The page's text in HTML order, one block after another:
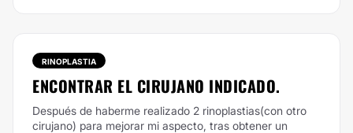
RINOPLASTIA
ENCONTRAR EL CIRUJANO INDICADO.
Después de haberme realizado 2 rinoplastias(con otro
cirujano) para mejorar mi aspecto, tras obtener un